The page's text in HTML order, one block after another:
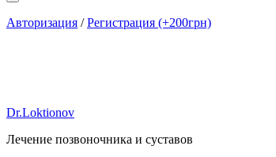
Авторизация /Регистрация (+200грн)
Dr.Loktionov
Лечение позвоночника и суставов